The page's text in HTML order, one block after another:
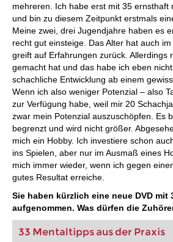
mehreren. Ich habe erst mit 35 ernsthaft
und bin zu diesem Zeitpunkt erstmals
Meine zwei, drei Jugendjahre haben es
recht gut einsteige. Das Alter hat auch
greift auf Erfahrungen zurück. Allerdings
gemacht hat und das habe ich eben
schachliche Entwicklung ab einem
Wenn ich also weniger Potenzial – also
zur Verfügung habe, weil mir 20
zwar mein Potenzial auszuschöpfen. Es
begrenzt und wird nicht größer.
mich ein Hobby. Ich investiere schon
ins Spielen, aber nur im Ausmaß eines
mich immer wieder, wenn ich gegen
gutes Resultat erreiche.
Sie haben kürzlich eine neue DVD mit
aufgenommen. Was dürfen die
33 Mentaltipps aus der Praxis